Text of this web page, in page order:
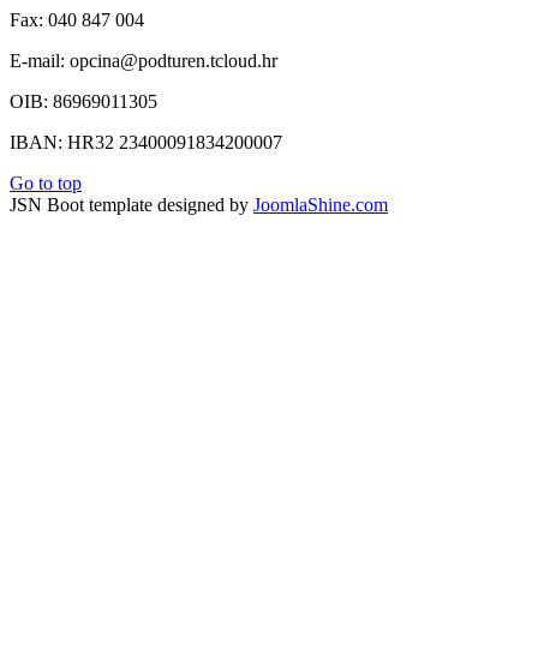
Fax: 040 847 004
E-mail: opcina@podturen.tcloud.hr
OIB: 86969011305
IBAN: HR32 23400091834200007
Go to top
JSN Boot template designed by JoomlaShine.com